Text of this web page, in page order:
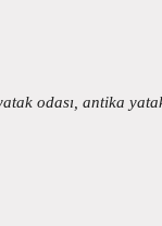
odası, antika